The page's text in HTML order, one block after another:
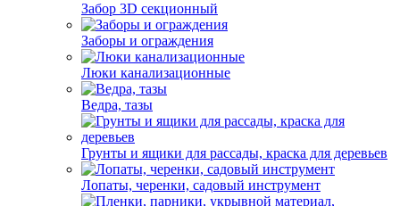
Забор 3D секционный
Заборы и ограждения
Люки канализационные
Ведра, тазы
Грунты и ящики для рассады, краска для деревьев
Лопаты, черенки, садовый инструмент